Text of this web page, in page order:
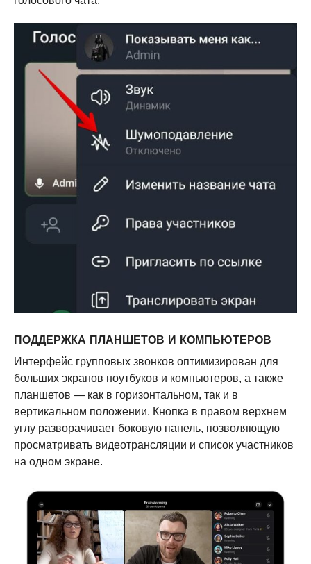
ПОДДЕРЖКА ПЛАНШЕТОВ И КОМПЬЮТЕРОВ
Интерфейс групповых звонков оптимизирован для
больших экранов ноутбуков и компьютеров, а также
планшетов — как в горизонтальном, так и в
вертикальном положении. Кнопка в правом верхнем
углу разворачивает боковую панель, позволяющую
просматривать видеотрансляции и список участников
на одном экране.